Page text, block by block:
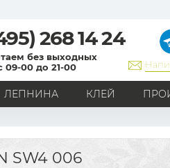
268 14 24
без выходных
09-00 до 21-00
ЛЕПНИНА КЛЕЙ
Кантри
Модерн Прованс
Классика
Английский стиль
SW4 006